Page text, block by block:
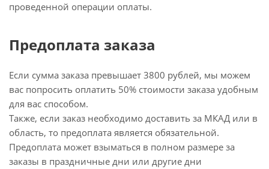
проведенной операции оплаты.
Предоплата заказа
Если сумма заказа превышает 3800 рублей, мы можем
вас попросить оплатить 50% стоимости заказа удобным
для вас способом.
Также, если заказ необходимо доставить за МКАД или в
область, то предоплата является обязательной.
Предоплата может взыматься в полном размере за
заказы в праздничные дни или другие дни